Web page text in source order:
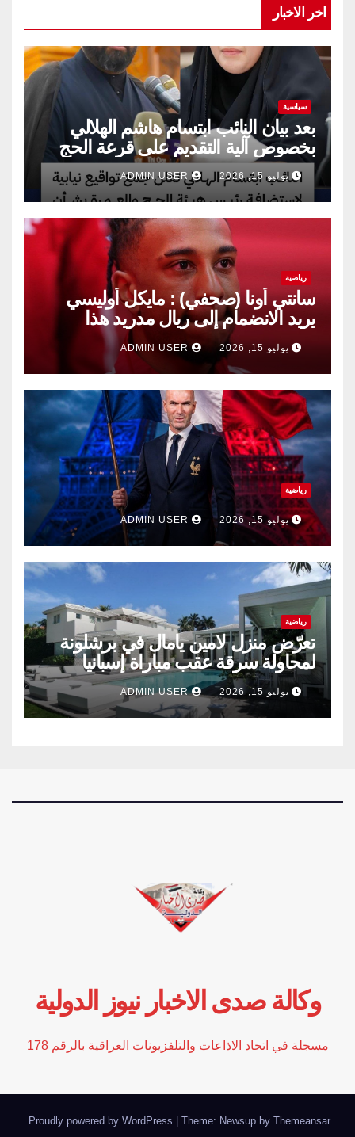
اخر الاخبار
سياسية
بعد بيان النائب ابتسام هاشم الهلالي
بخصوص آلية التقديم على قرعة الحج
يوليو 15, 2026
رياضية
سانتي أونا (صحفي) : مايكل أوليسي
يريد الانضمام إلى ريال مدريد هذا
الصيف.
يوليو 15, 2026 ADMIN USER
رياضية
يوليو 15, 2026
رياضية
تعرّض منزل لامين يامال في برشلونة
لمحاولة سرقة عقب مباراة إسبانيا
وفرنسا .
يوليو 15, 2026 ADMIN USER
وكالة صدى الاخبار نيوز الدولية
مسجلة في اتحاد الاذاعات والتلفزيونات العراقية بالرقم 178
Proudly powered by WordPress Theme: Newsup by Themeansar
.